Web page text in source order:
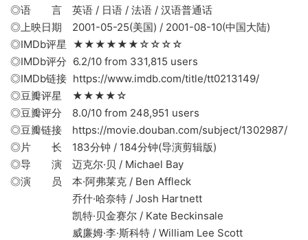
◎语 言 英语 / 日语 / 法语 / 汉语普通话
◎上映日期 2001-05-25(美国) / 2001-08-10(中国大陆)
◎IMDb评星 ★★★★★★☆☆☆☆
◎IMDb评分 6.2/10 from 331,815 users
◎IMDb链接 https://www.imdb.com/title/tt0213149/
◎豆瓣评星 ★★★★☆
◎豆瓣评分 8.0/10 from 248,951 users
◎豆瓣链接 https://movie.douban.com/subject/1302987/
◎片 长 183分钟 / 184分钟(导演剪辑版)
◎导 演 迈克尔·贝 / Michael Bay
◎演 员 本·阿弗莱克 / Ben Affleck
乔什·哈奈特 / Josh Hartnett
凯特·贝金赛尔 / Kate Beckinsale
威廉姆·李·斯科特 / William Lee Scott